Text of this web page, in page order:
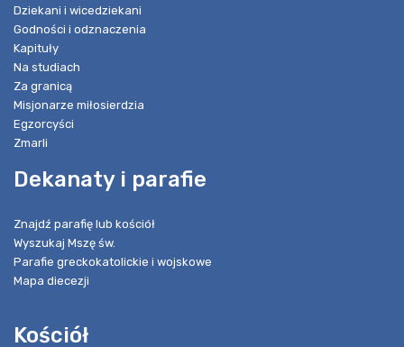
Dziekani i wicedziekani
Godności i odznaczenia
Kapituły
Na studiach
Za granicą
Misjonarze miłosierdzia
Egzorcyści
Zmarli
Dekanaty i parafie
Znajdź parafię lub kościół
Wyszukaj Mszę św.
Parafie greckokatolickie i wojskowe
Mapa diecezji
Kościół